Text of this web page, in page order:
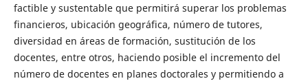
factible y sustentable que permitirá superar los problemas
financieros, ubicación geográfica, número de tutores,
diversidad en áreas de formación, sustitución de los
docentes, entre otros, haciendo posible el incremento del
número de docentes en planes doctorales y permitiendo a